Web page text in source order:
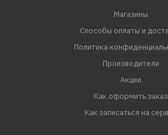
Магазины
Способы оплаты и
Политика
Производители
Акции
Как оформить заказ
Как записаться на